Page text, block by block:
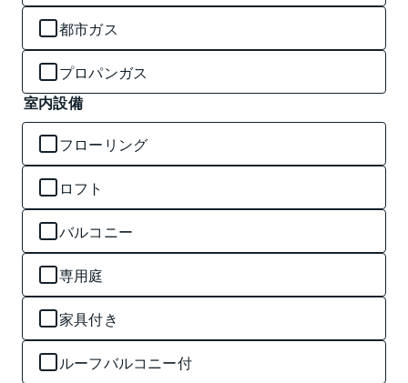
都市ガス
プロパンガス
室内設備
フローリング
ロフト
バルコニー
専用庭
家具付き
ルーフバルコニー付